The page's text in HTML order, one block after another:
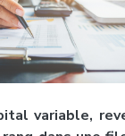
variable,